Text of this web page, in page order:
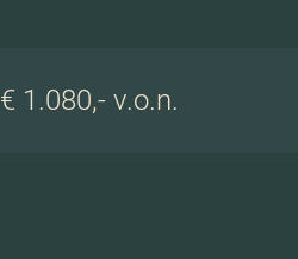
€ 1.080,- v.o.n.